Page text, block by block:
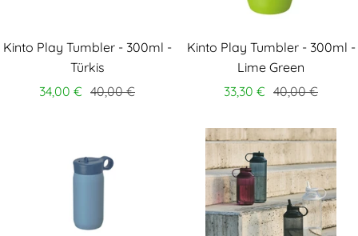
Kinto Play Tumbler - 300ml -
Türkis
34,00 € 40,00 €
Kinto Play Tumbler - 300ml -
Lime Green
33,30 € 40,00 €